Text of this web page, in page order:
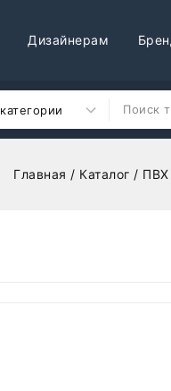
Дизайнерам
Главная / Каталог / ПВХ